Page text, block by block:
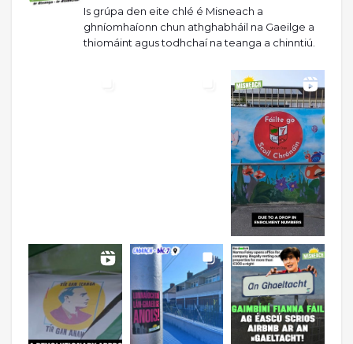
Is grúpa den eite chlé é Misneach a
ghníomhaíonn chun athghabháil na Gaeilge a
thiomáint agus todhchaí na teanga a chinntiú.